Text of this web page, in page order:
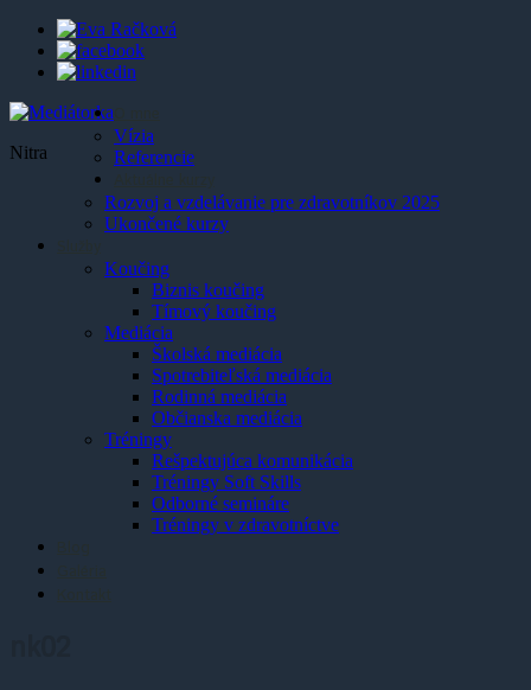
Nitra
Vízia
Referencie
Rozvoj a vzdelávanie pre zdravotníkov 2025
Ukončené kurzy
Koučing
Biznis koučing
Tímový koučing
Mediácia
Školská mediácia
Spotrebiteľská mediácia
Rodinná mediácia
Občianska mediácia
Tréningy
Rešpektujúca komunikácia
Tréningy Soft Skills
Odborné semináre
Tréningy v zdravotníctve